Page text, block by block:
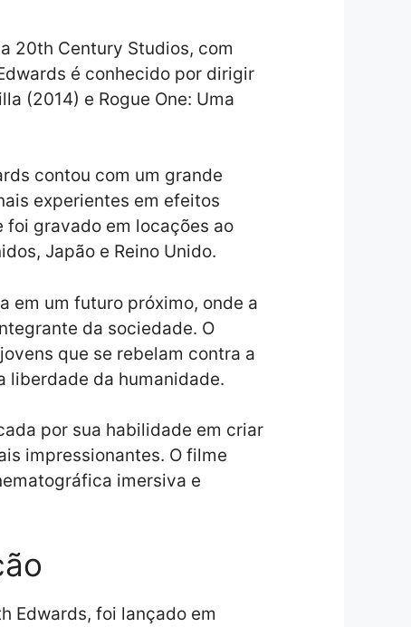
20th Century Studios, com
é conhecido por dirigir
(2014) e Rogue One: Uma
contou com um grande
experientes em efeitos
gravado em locações ao
Japão e Reino Unido.
em um futuro próximo, onde a
da sociedade. O
que se rebelam contra a
liberdade da humanidade.
por sua habilidade em criar
impressionantes. O filme
imersiva e
Edwards, foi lançado em